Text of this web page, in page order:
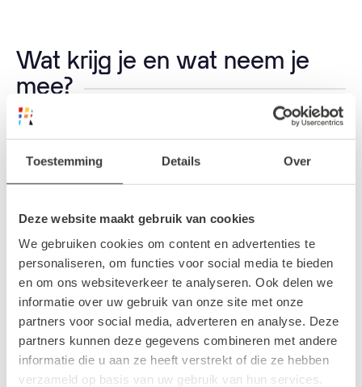
Toestemming Details Over
Deze website maakt gebruik van cookies
We gebruiken cookies om content en advertenties te
personaliseren, om functies voor social media te bieden
en om ons websiteverkeer te analyseren. Ook delen we
informatie over uw gebruik van onze site met onze
partners voor social media, adverteren en analyse. Deze
partners kunnen deze gegevens combineren met andere
informatie die u aan ze heeft verstrekt of die ze hebben
verzameld op basis van uw gebruik van hun services.
Wat krijg je en wat neem je
mee?
Alles wat je nodig hebt om er een mooie
middag van te maken ligt voor je klaar: een
RET-dagkaart, iets lekkers voor onderweg en
een kleine attentie om uit te delen. Jij hoeft
een glimlach en een open hart
een beetje lef
eventueel een creatief idee (een
compliment, gedicht, liedje – of gewoon
jezelf)